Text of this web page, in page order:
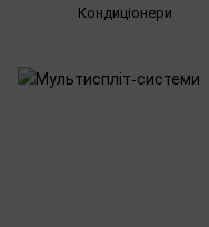
Кондиціонери